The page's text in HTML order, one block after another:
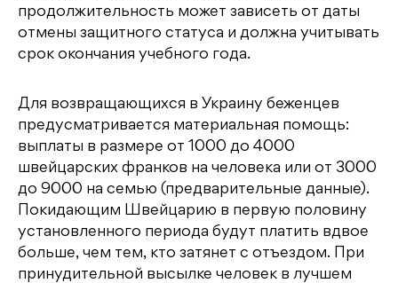
продолжительность может зависеть от даты
отмены защитного статуса и должна учитывать
срок окончания учебного года.
Для возвращающихся в Украину беженцев
предусматривается материальная помощь:
выплаты в размере от 1000 до 4000
швейцарских франков на человека или от 3000
до 9000 на семью (предварительные данные).
Покидающим Швейцарию в первую половину
установленного периода будут платить вдвое
больше, чем тем, кто затянет с отъездом. При
принудительной высылке человек в лучшем